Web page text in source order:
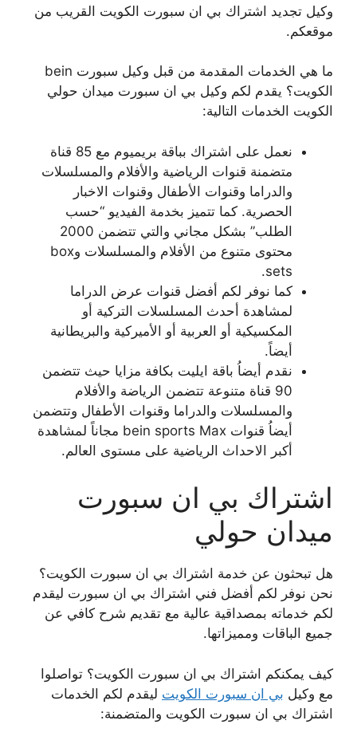
وكيل تجديد اشتراك بي ان سبورت الكويت القريب من
موقعكم.
ما هي الخدمات المقدمة من قبل وكيل سبورت bein
الكويت؟ يقدم لكم وكيل بي ان سبورت ميدان حولي
الكويت الخدمات التالية:
نعمل على اشتراك بباقة بريميوم مع 85 قناة
متضمنة قنوات الرياضية والأفلام والمسلسلات
والدراما وقنوات الأطفال وقنوات الاخبار
الحصرية. كما تتميز بخدمة الفيديو “حسب
الطلب” بشكل مجاني والتي تتضمن 2000
محتوى متنوع من الأفلام والمسلسلات وbox
sets.
كما نوفر لكم أفضل قنوات عرض الدراما
لمشاهدة أحدث المسلسلات التركية أو
المكسيكية أو العربية أو الأميركية والبريطانية
أيضاً.
نقدم أيضاُ باقة ايليت بكافة مزايا حيث تتضمن
90 قناة متنوعة تتضمن الرياضة والأفلام
والمسلسلات والدراما وقنوات الأطفال وتتضمن
أيضاُ قنوات bein sports Max مجاناً لمشاهدة
أكبر الاحداث الرياضية على مستوى العالم.
اشتراك بي ان سبورت
ميدان حولي
هل تبحثون عن خدمة اشتراك بي ان سبورت الكويت؟
نحن نوفر لكم أفضل فني اشتراك بي ان سبورت ليقدم
لكم خدماته بمصداقية عالية مع تقديم شرح كافي عن
جميع الباقات ومميزاتها.
كيف يمكنكم اشتراك بي ان سبورت الكويت؟ تواصلوا
مع وكيل بي ان سبورت الكويت ليقدم لكم الخدمات
اشتراك بي ان سبورت الكويت والمتضمنة: